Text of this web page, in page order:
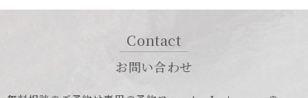
Contact
お問い合わせ